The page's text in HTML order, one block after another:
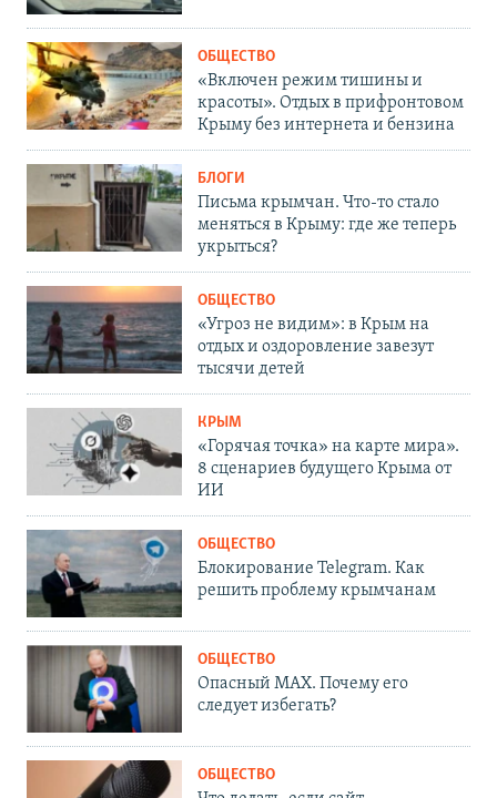
ОБЩЕСТВО
«Включен режим тишины и
красоты». Отдых в прифронтовом
Крыму без интернета и бензина
БЛОГИ
Письма крымчан. Что-то стало
меняться в Крыму: где же теперь
укрыться?
ОБЩЕСТВО
«Угроз не видим»: в Крым на
отдых и оздоровление завезут
тысячи детей
КРЫМ
«Горячая точка» на карте мира».
8 сценариев будущего Крыма от
ИИ
ОБЩЕСТВО
Блокирование Telegram. Как
решить проблему крымчанам
ОБЩЕСТВО
Опасный MAX. Почему его
следует избегать?
ОБЩЕСТВО